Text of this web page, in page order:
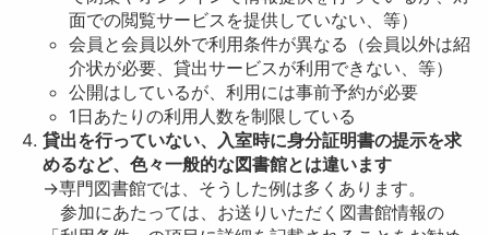
面での閲覧サービスを提供していない、等）
会員と会員以外で利用条件が異なる（会員以外は紹
介状が必要、貸出サービスが利用できない、等）
公開はしているが、利用には事前予約が必要
1日あたりの利用人数を制限している
貸出を行っていない、入室時に身分証明書の提示を求
めるなど、色々一般的な図書館とは違います
→専門図書館では、そうした例は多くあります。
参加にあたっては、お送りいただく図書館情報の